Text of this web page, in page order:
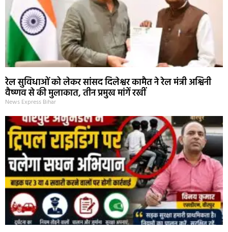
रेल सुविधाओं को लेकर सांसद दिलेश्वर कामैत ने रेल मंत्री अश्विनी
वैष्णव से की मुलाकात, तीन प्रमुख मांगें रखीं
News Express Bihar